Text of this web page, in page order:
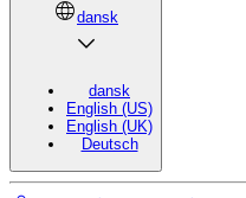
dansk
dansk
English (US)
English (UK)
Deutsch